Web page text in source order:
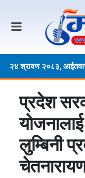
२४ श्रावण २०८३,
प्रदेश
लुम्बिनी